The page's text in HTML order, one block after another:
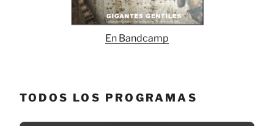
En Bandcamp
TODOS LOS PROGRAMAS